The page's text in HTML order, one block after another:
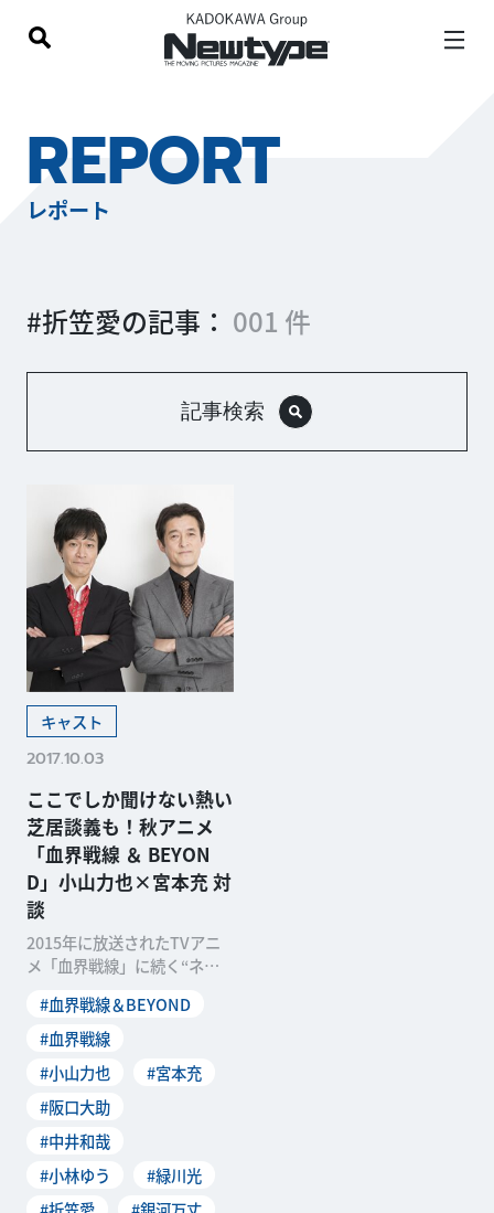
REPORT
レポート
#折笠愛の記事： 001 件
記事検索
キャスト
2017.10.03
ここでしか聞けない熱い
芝居談義も！秋アニメ
「血界戦線 ＆ BEYON
D」小山力也×宮本充 対
談
2015年に放送されたTVアニ
メ「血界戦線」に続く“ネク
月7日(土)から
#血界戦線＆BEYOND
#血界戦線
#小山力也
#宮本充
#阪口大助
#中井和哉
#小林ゆう
#緑川光